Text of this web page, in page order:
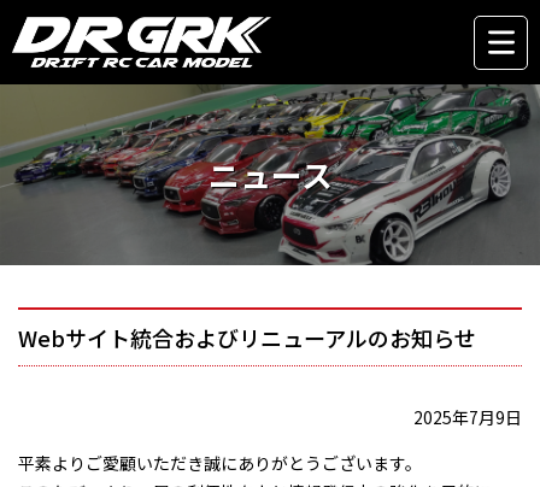
ニュース
Webサイト統合およびリニューアルのお知らせ
2025年7月9日
平素よりご愛顧いただき誠にありがとうございます。